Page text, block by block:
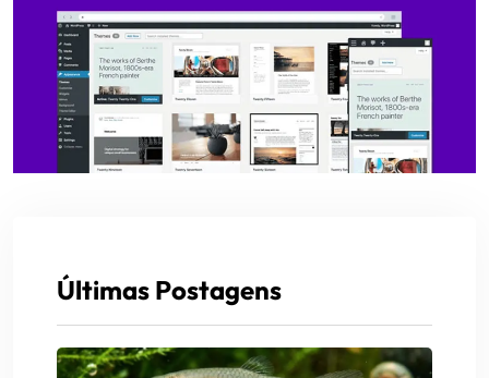
Últimas Postagens